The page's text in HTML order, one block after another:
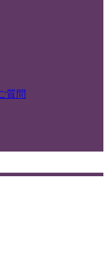
質問